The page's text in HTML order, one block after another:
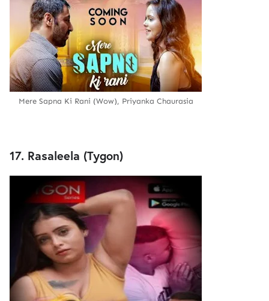
Mere Sapna Ki Rani (Wow), Priyanka Chaurasia
17. Rasaleela (Tygon)